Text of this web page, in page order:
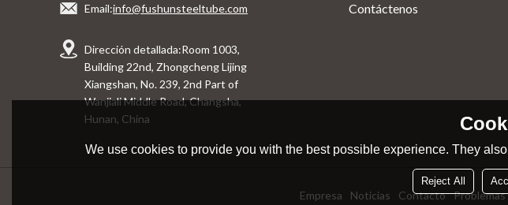
Email:info@fushunsteeltube.com
Dirección detallada:Room 1003,
Building 22nd, Zhongcheng Lijing
Xiangshan, No. 239, 2nd Part of
Wanjiali Middle Road, Changsha,
Hunan, China
Contáctenos
Empresa Noticias Contacto
We use cookies to provide you with the best possible experience. They
Reject All